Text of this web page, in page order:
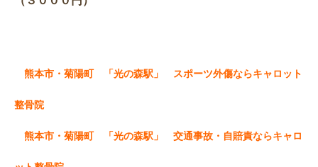
熊本市・菊陽町 「光の森駅」 スポーツ外傷ならキャロット
整骨院
熊本市・菊陽町 「光の森駅」 交通事故・自賠責ならキャロ